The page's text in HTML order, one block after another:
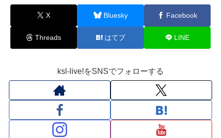
X Bluesky Facebook
Threads はてブ LINE
ksl-live!をSNSでフォローする